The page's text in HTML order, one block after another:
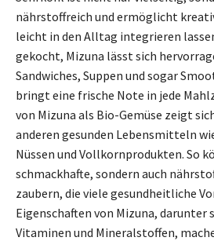
nährstoffreich und ermöglicht
leicht in den Alltag integrieren
gekocht, Mizuna lässt sich
Sandwiches, Suppen und sogar
bringt eine frische Note in jede
von Mizuna als Bio-Gemüse zeigt
anderen gesunden Lebensmitteln
Nüssen und Vollkornprodukten. So
schmackhafte, sondern auch
zaubern, die viele gesundheitliche
Eigenschaften von Mizuna, darunter
Vitaminen und Mineralstoffen,